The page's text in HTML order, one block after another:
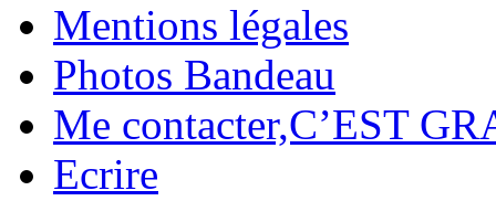
Mentions légales
Photos Bandeau
Me contacter,C’EST
Ecrire